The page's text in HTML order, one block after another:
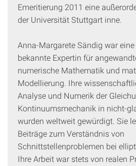
Emeritierung 2011 eine
der Universität Stuttgart inne.
Anna-Margarete Sändig war
bekannte Expertin für
numerische Mathematik und
Modellierung. Ihre
Analyse und Numerik der
Kontinuumsmechanik in nicht-
wurden weltweit gewürdigt. Sie
Beiträge zum Verständnis von
Schnittstellenproblemen bei
Ihre Arbeit war stets von realen